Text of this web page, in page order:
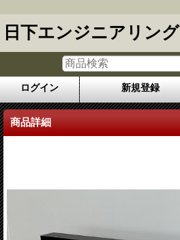
日下エンジニアリング
ログイン 新規登録
商品詳細